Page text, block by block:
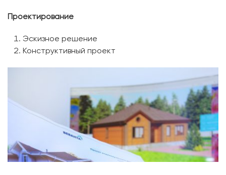
Проектирование
Эскизное решение
Конструктивный проект